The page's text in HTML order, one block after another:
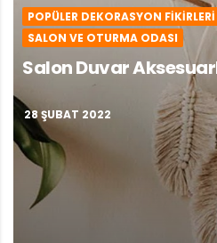
POPÜLER DEKORASYON FIKIRLERI
SALON VE OTURMA ODASI
Salon Duvar
28 ŞUBAT 2022